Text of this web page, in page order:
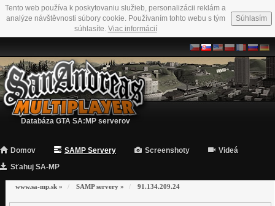
Tento web používa k poskytovaniu služieb, personalizácii reklám a
analýze návštěvnosti súbory cookie. Používaním tohto webu s tým
súhlasíte. Viac informácií
Súhlasím
Databáza GTA SA:MP serverov
Domov SAMP Servery Screenshoty
Videá
Sťahuj SA-MP
www.sa-mp.sk » SAMP servery » 91.134.209.24